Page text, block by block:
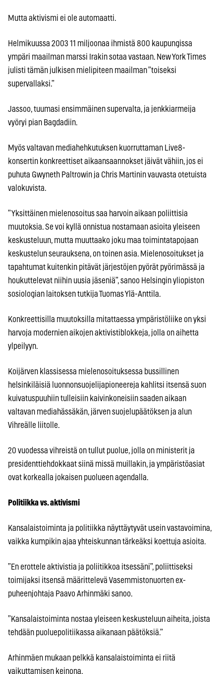
Mutta aktivismi ei ole automaatti.
Helmikuussa 2003 11 miljoonaa ihmistä 800 kaupungissa
ympäri maailman marssi Irakin sotaa vastaan. New York Times
julisti tämän julkisen mielipiteen maailman ”toiseksi
supervallaksi.”
Jassoo, tuumasi ensimmäinen supervalta, ja jenkkiarmeija
vyöryi pian Bagdadiin.
Myös valtavan mediahehkutuksen kuorruttaman Live8-
konsertin konkreettiset aikaansaannokset jäivät vähiin, jos ei
puhuta Gwyneth Paltrowin ja Chris Martinin vauvasta otetuista
valokuvista.
”Yksittäinen mielenosoitus saa harvoin aikaan poliittisia
muutoksia. Se voi kyllä onnistua nostamaan asioita yleiseen
keskusteluun, mutta muuttaako joku maa toimintatapojaan
keskustelun seurauksena, on toinen asia. Mielenosoitukset ja
tapahtumat kuitenkin pitävät järjestöjen pyörät pyörimässä ja
houkuttelevat niihin uusia jäseniä”, sanoo Helsingin yliopiston
sosiologian laitoksen tutkija Tuomas Ylä-Anttila.
Konkreettisilla muutoksilla mitattaessa ympäristöliike on yksi
harvoja modernien aikojen aktivistiblokkeja, jolla on aihetta
ylpeilyyn.
Koijärven klassisessa mielenosoituksessa bussillinen
helsinkiläisiä luonnonsuojelijapioneereja kahlitsi itsensä suon
kuivatuspuuhiin tulleisiin kaivinkoneisiin saaden aikaan
valtavan mediahässäkän, järven suojelupäätöksen ja alun
Vihreälle liitolle.
20 vuodessa vihreistä on tullut puolue, jolla on ministerit ja
presidenttiehdokkaat siinä missä muillakin, ja ympäristöasiat
ovat korkealla jokaisen puolueen agendalla.
Politiikka vs. aktivismi
Kansalaistoiminta ja politiikka näyttäytyvät usein vastavoimina,
vaikka kumpikin ajaa yhteiskunnan tärkeäksi koettuja asioita.
”En erottele aktivistia ja poliitikkoa itsessäni”, poliittiseksi
toimijaksi itsensä määrittelevä Vasemmistonuorten ex-
puheenjohtaja Paavo Arhinmäki sanoo.
”Kansalaistoiminta nostaa yleiseen keskusteluun aiheita, joista
tehdään puoluepolitiikassa aikanaan päätöksiä.”
Arhinmäen mukaan pelkkä kansalaistoiminta ei riitä
vaikuttamisen keinona.